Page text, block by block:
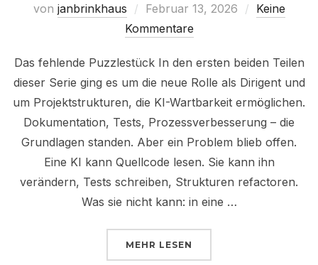
von janbrinkhaus
Veröffentlicht
am
Februar 13, 2026
Keine
Kommentare
Das fehlende Puzzlestück In den ersten beiden Teilen
dieser Serie ging es um die neue Rolle als Dirigent und
um Projektstrukturen, die KI-Wartbarkeit ermöglichen.
Dokumentation, Tests, Prozessverbesserung – die
Grundlagen standen. Aber ein Problem blieb offen.
Eine KI kann Quellcode lesen. Sie kann ihn
verändern, Tests schreiben, Strukturen refactoren.
Was sie nicht kann: in eine …
MEHR ÜBER „TECHNISCHE
LESEN